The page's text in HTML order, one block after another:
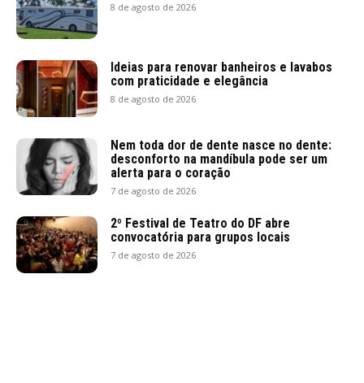
8 de agosto de 2026
Ideias para renovar banheiros e lavabos
com praticidade e elegância
8 de agosto de 2026
Nem toda dor de dente nasce no dente:
desconforto na mandíbula pode ser um
alerta para o coração
7 de agosto de 2026
2º Festival de Teatro do DF abre
convocatória para grupos locais
7 de agosto de 2026